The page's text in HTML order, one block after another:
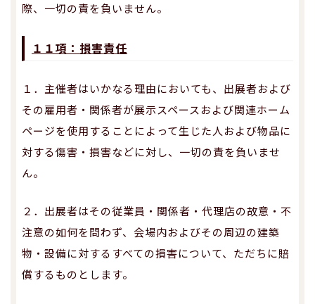
際、一切の責を負いません。
１１項：損害責任
１．主催者はいかなる理由においても、出展者および
その雇用者・関係者が展示スペースおよび関連ホーム
ページを使用することによって生じた人および物品に
対する傷害・損害などに対し、一切の責を負いませ
ん。
２．出展者はその従業員・関係者・代理店の故意・不
注意の如何を問わず、会場内およびその周辺の建築
物・設備に対するすべての損害について、ただちに賠
償するものとします。